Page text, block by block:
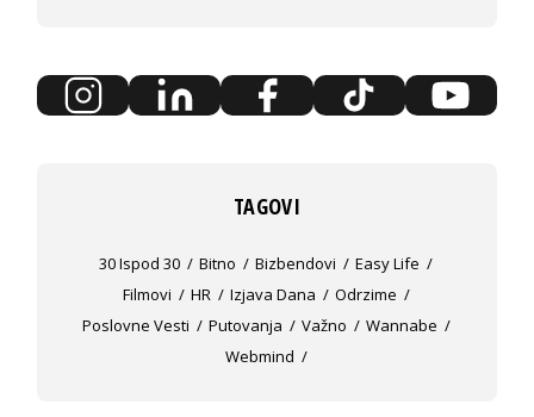
TAGOVI
30 Ispod 30 Bitno Bizbendovi
Easy Life
Filmovi
HR Izjava Dana
Odrzime
Poslovne Vesti
Putovanja Važno
Wannabe
Webmind